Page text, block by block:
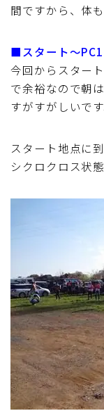
間ですから、体
■スタート～
今回からスター
で余裕なので朝
すがすがしいです
スタート地点に
シクロクロス状態